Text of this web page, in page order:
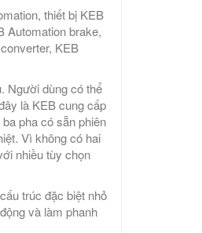
thiết bị KEB
Automation brake,
KEB
Người dùng có thể
là KEB cung cấp
pha có sẵn phiên
Vì không có hai
nhiều tùy chọn
trúc đặc biệt nhỏ
và làm phanh